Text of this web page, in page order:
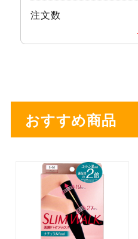
注文数
おすすめ商品